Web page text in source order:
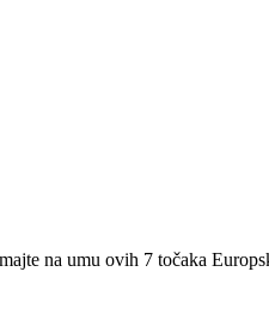
na umu ovih 7 točaka